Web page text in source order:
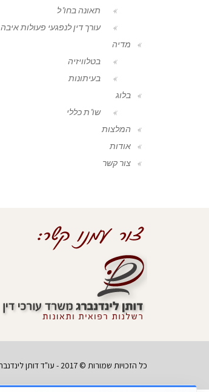
תאונה בחו"ל
עורך דין לנפגעי פעולות איבה
מדיה
בטלוויזיה
בעיתונות
בלוג
שו"ת כללי
המלצות
אודות
צור קשר
כל הזכויות שמורות © 2017 - עו"ד דותן לינדנברג משרד עורכי דין